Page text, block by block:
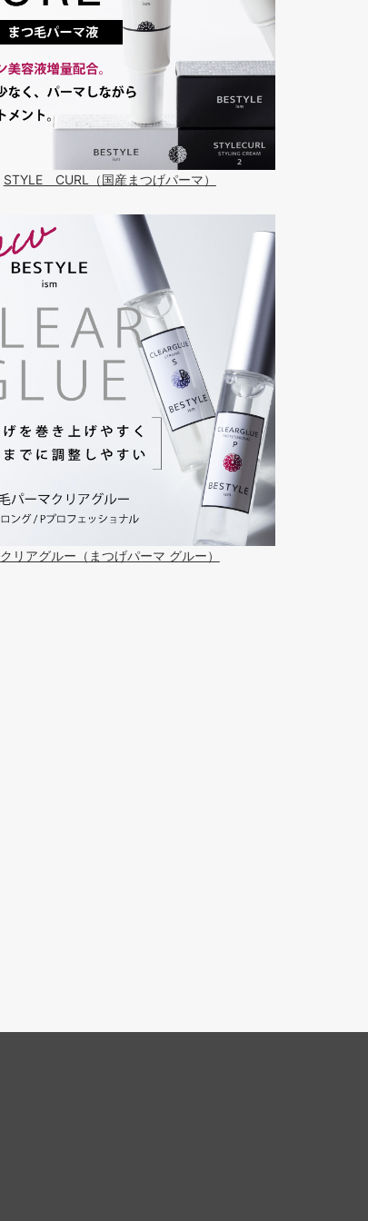
STYLE CURL（国産まつげパーマ）
クリアグルー（まつげパーマ グルー）